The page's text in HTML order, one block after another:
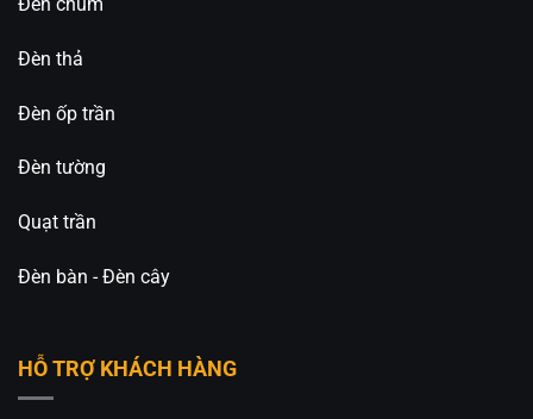
Đèn Trang Trí An An Decor
và giá thành tốt nhất trên thị trường.
Hồ Chí Minh
🏢CN 2: 511 Ngô Gia Tự, Phường Việt Hưng, TP. Hà
Hotline: 0826.227.227 – 0813.160.160 –
08.1745.175 (Zalo)
Đèn thả
Đèn ốp trần
Đèn tường
Quạt trần
Đèn bàn - Đèn cây
HỖ TRỢ KHÁCH HÀNG